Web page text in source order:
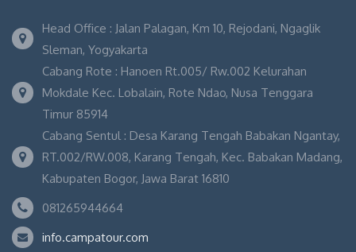
Head Office : Jalan Palagan, Km 10, Rejodani, Ngaglik
Sleman, Yogyakarta
Cabang Rote : Hanoen Rt.005/ Rw.002 Kelurahan
Mokdale Kec. Lobalain, Rote Ndao, Nusa Tenggara
Timur 85914
Cabang Sentul : Desa Karang Tengah Babakan Ngantay,
RT.002/RW.008, Karang Tengah, Kec. Babakan Madang,
Kabupaten Bogor, Jawa Barat 16810
081265944664
info.campatour.com